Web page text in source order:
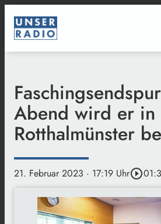
Abend wird er in
Rotthalmünster
21. Februar 2023 · 17:19 Uhrplay_circle_outline